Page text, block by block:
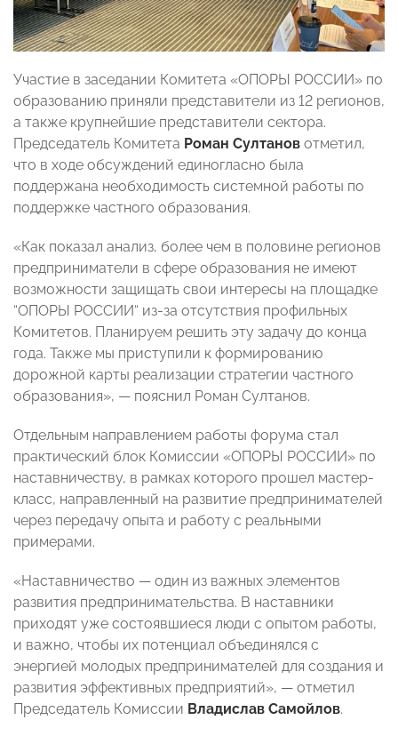
Участие в заседании Комитета «ОПОРЫ РОССИИ» по
образованию приняли представители из 12 регионов,
а также крупнейшие представители сектора.
Председатель Комитета Роман Султанов отметил,
что в ходе обсуждений единогласно была
поддержана необходимость системной работы по
поддержке частного образования.
«Как показал анализ, более чем в половине регионов
предприниматели в сфере образования не имеют
возможности защищать свои интересы на площадке
“ОПОРЫ РОССИИ“ из-за отсутствия профильных
Комитетов. Планируем решить эту задачу до конца
года. Также мы приступили к формированию
дорожной карты реализации стратегии частного
образования», — пояснил Роман Султанов.
Отдельным направлением работы форума стал
практический блок Комиссии «ОПОРЫ РОССИИ» по
наставничеству, в рамках которого прошел мастер-
класс, направленный на развитие предпринимателей
через передачу опыта и работу с реальными
примерами.
«Наставничество — один из важных элементов
развития предпринимательства. В наставники
приходят уже состоявшиеся люди с опытом работы,
и важно, чтобы их потенциал объединялся с
энергией молодых предпринимателей для создания и
развития эффективных предприятий», — отметил
Председатель Комиссии Владислав Самойлов.